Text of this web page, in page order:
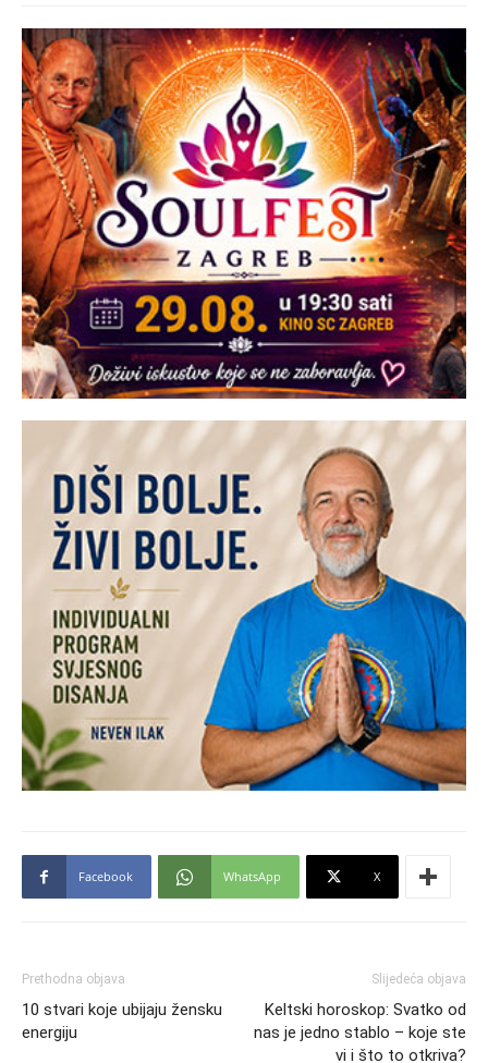
Facebook WhatsApp X
Prethodna objava
10 stvari koje ubijaju žensku
energiju
Slijedeća objava
Keltski horoskop: Svatko od
nas je jedno stablo – koje ste
vi i što to otkriva?